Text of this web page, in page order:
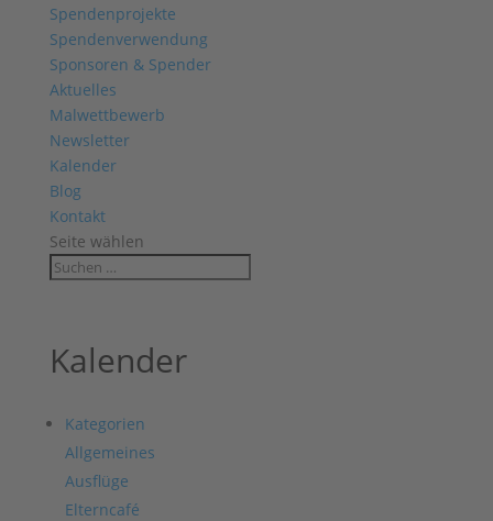
Spendenprojekte
Spendenverwendung
Sponsoren & Spender
Aktuelles
Malwettbewerb
Newsletter
Kalender
Blog
Kontakt
Seite wählen
Kalender
Kategorien
Allgemeines
Ausflüge
Elterncafé